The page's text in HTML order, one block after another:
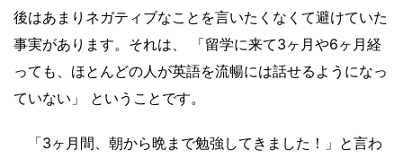
後はあまりネガティブなことを言いたくなくて避けていた
事実があります。それは、 「留学に来て3ヶ月や6ヶ月経
っても、ほとんどの人が英語を流暢には話せるようになっ
ていない」 ということです。
「3ヶ月間、朝から晩まで勉強してきました！」と言わ